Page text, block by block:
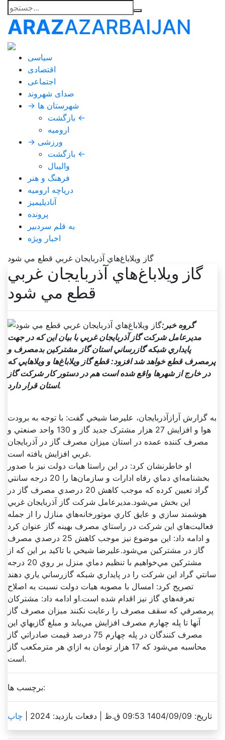
ARAZAZARBAIJAN
سیاسی
اقتصادی
اجتماعی
صدای شهروند
→ شهرستان ها
بازگشت ←
ارومیه
→ ورزشی
بازگشت ←
والیبال
فرهنگ و هنر
دریاچه ارومیه
آنادیلیمیز
پرونده
به قلم سردبیر
اخبار ویژه
گاز ويلاباغ‌هاي آذربايجان غربي قطع مي شود
گاز ويلاباغ‌هاي آذربايجان غربي
قطع مي شود
گروه خبر:
مديرعامل شرکت گاز آذربايجان غربي با بيان اين که در جهت
پايداري شبکه گازرساني استان گاز مشترکين بدمصرف و
پرمصرف قطع خواهد شد افزود: قطع گاز ويلاباغ‌ها و ويلا‌هايي که
در خارج از شهر‌ها واقع شده است هم در دستور کار شرکت گاز
استان قرار دارد.
به گزارش آرازآذربايجان، عليرضا شيخي گفت: با توجه به برودت
هوا و افزايش 27 هزار مشترک جديد گاز و 130 واحد صنعتي و
مصرف کننده عمده در استان ميزان مصرف گاز در آذربايجان
غربي افزايش يافته است.
او خاطرنشان کرد: در اين راستا هيات دولت نيز با صدور
بخشنامه‌اي دماي رفاه ادارات و سازمان‌ها را 20 درجه سانتي
گراد تعيين کرده که موجب کاهش 20 درصدي مصرف گاز در
اين بخش مي‌شود.مديرعامل شرکت گاز آذربايجان غربي
هوشمند سازي و عايق کاري موتورخانه‌هاي منازل را از جمله
فعاليت‌هاي اين شرکت در راستاي مصرف بهينه گاز عنوان کرد
و ادامه داد: اين موضوع نيز موجب کاهش 25 درصدي مصرف
گاز در مشترکين مي‌شود.عليرضا شيخي با تاکيد بر اين که از
مشترکين مي‌خواهيم با تنظيم دماي منزل بر روي 20 درجه
سانتي گراد اين شرکت را در پايداري شبکه گازرساني ياري دهند
تصريح کرد: امسال با مصوبه هيات دولت نسبت به اصلاح
تعرفه‌هاي گاز نيز اقدام شده است.او ادامه داد: مشترکان
پرمصرفي که سقف مصرف را رعايت نکنند ميزان مصرف گاز
آنها تا پله چهارم مصرف افزايش مي‌يابد و مبلغ گازبهاي اين
مصرف کنندگان در پله چهارم 75 درصد قيمت صادراتي گاز
محاسبه مي‌شود که 17 هزار تومان به ازاي هر مترمکعب گاز
است.
برچسب ها:
تاریخ: 1404/09/09 09:53 ق.ظ | دفعات بازدید: 2024 | چاپ